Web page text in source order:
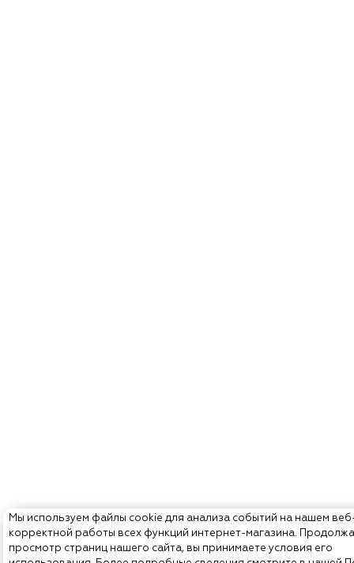
Мы используем файлы cookie для анализа событий на нашем
корректной работы всех функций интернет-магазина.
просмотр страниц нашего сайта, вы принимаете условия его